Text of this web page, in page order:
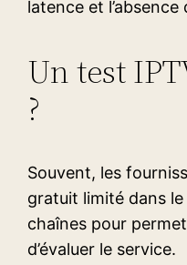
latence et l’absence
Un test
?
Souvent, les
gratuit limité dans
chaînes pour
d’évaluer le service.